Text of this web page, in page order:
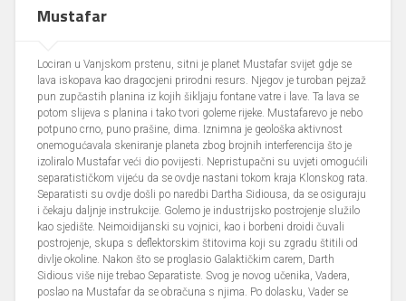
Mustafar
Lociran u Vanjskom prstenu, sitni je planet Mustafar svijet gdje se
lava iskopava kao dragocjeni prirodni resurs. Njegov je turoban pejzaž
pun zupčastih planina iz kojih šikljaju fontane vatre i lave. Ta lava se
potom slijeva s planina i tako tvori goleme rijeke. Mustafarevo je nebo
potpuno crno, puno prašine, dima. Iznimna je geološka aktivnost
onemogućavala skeniranje planeta zbog brojnih interferencija što je
izoliralo Mustafar veći dio povijesti. Nepristupačni su uvjeti omogućili
separatističkom vijeću da se ovdje nastani tokom kraja Klonskog rata.
Separatisti su ovdje došli po naredbi Dartha Sidiousa, da se osiguraju
i čekaju daljnje instrukcije. Golemo je industrijsko postrojenje služilo
kao sjedište. Neimoidijanski su vojnici, kao i borbeni droidi čuvali
postrojenje, skupa s deflektorskim štitovima koji su zgradu štitili od
divlje okoline. Nakon što se proglasio Galaktičkim carem, Darth
Sidious više nije trebao Separatiste. Svog je novog učenika, Vadera,
poslao na Mustafar da se obračuna s njima. Po dolasku, Vader se